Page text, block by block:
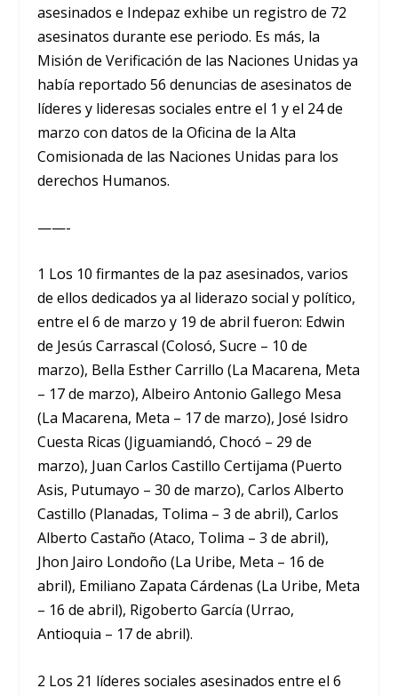
asesinados e Indepaz exhibe un registro de 72
asesinatos durante ese periodo. Es más, la
Misión de Verificación de las Naciones Unidas ya
había reportado 56 denuncias de asesinatos de
líderes y lideresas sociales entre el 1 y el 24 de
marzo con datos de la Oficina de la Alta
Comisionada de las Naciones Unidas para los
derechos Humanos.
——-
1 Los 10 firmantes de la paz asesinados, varios
de ellos dedicados ya al liderazo social y político,
entre el 6 de marzo y 19 de abril fueron: Edwin
de Jesús Carrascal (Colosó, Sucre – 10 de
marzo), Bella Esther Carrillo (La Macarena, Meta
– 17 de marzo), Albeiro Antonio Gallego Mesa
(La Macarena, Meta – 17 de marzo), José Isidro
Cuesta Ricas (Jiguamiandó, Chocó – 29 de
marzo), Juan Carlos Castillo Certijama (Puerto
Asis, Putumayo – 30 de marzo), Carlos Alberto
Castillo (Planadas, Tolima – 3 de abril), Carlos
Alberto Castaño (Ataco, Tolima – 3 de abril),
Jhon Jairo Londoño (La Uribe, Meta – 16 de
abril), Emiliano Zapata Cárdenas (La Uribe, Meta
– 16 de abril), Rigoberto García (Urrao,
Antioquia – 17 de abril).
2 Los 21 líderes sociales asesinados entre el 6